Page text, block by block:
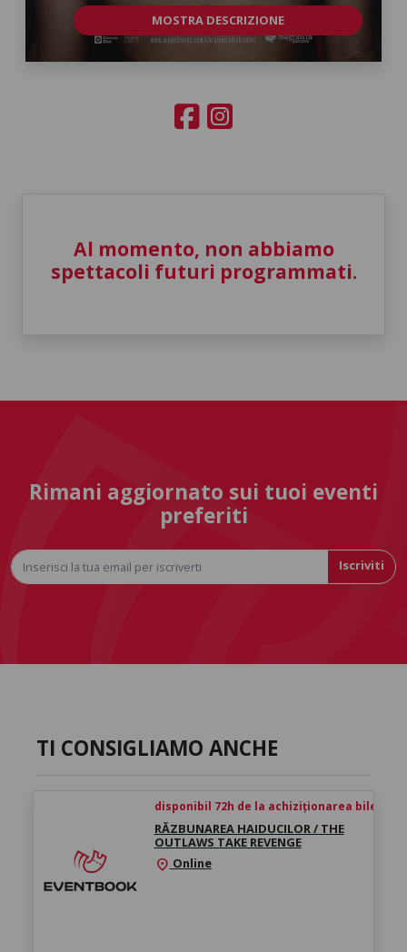
MOSTRA DESCRIZIONE
Al momento, non abbiamo
spettacoli futuri programmati.
Rimani aggiornato sui tuoi eventi
preferiti
Iscriviti
TI CONSIGLIAMO ANCHE
disponibil 72h de la achiziționarea biletului
RĂZBUNAREA HAIDUCILOR / THE
OUTLAWS TAKE REVENGE
location_on Online